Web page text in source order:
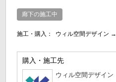
廊下の施工中
施工・購入： ウィル空間デザイン →
購入・施工先
ウィル空間デザイン